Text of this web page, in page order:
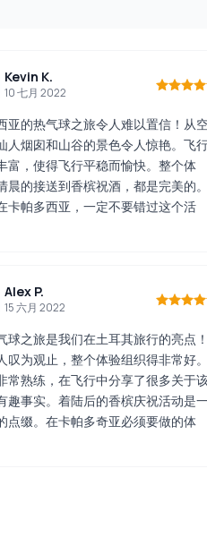
Kevin K.
10 七月 2022
亚的热气球之旅令人难以置信！从
人烟囱和山谷的景色令人惊艳。飞
富，使得飞行平稳而愉快。整个体
晨的接送到香槟祝酒，都是完美的。
卡帕多西亚，一定不要错过这个活
Alex P.
15 六月 2022
球之旅是我们在土耳其旅行的亮点！
叹为观止，整个体验组织得非常好。
常熟练，在飞行中分享了很多关于
趣事实。着陆后的香槟庆祝活动是
点缀。在卡帕多奇亚必须要做的体